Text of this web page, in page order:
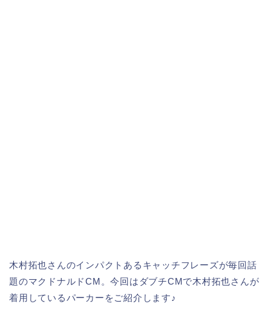
木村拓也さんのインパクトあるキャッチフレーズが毎回話
題のマクドナルドCM。今回はダブチCMで木村拓也さんが
着用しているパーカーをご紹介します♪